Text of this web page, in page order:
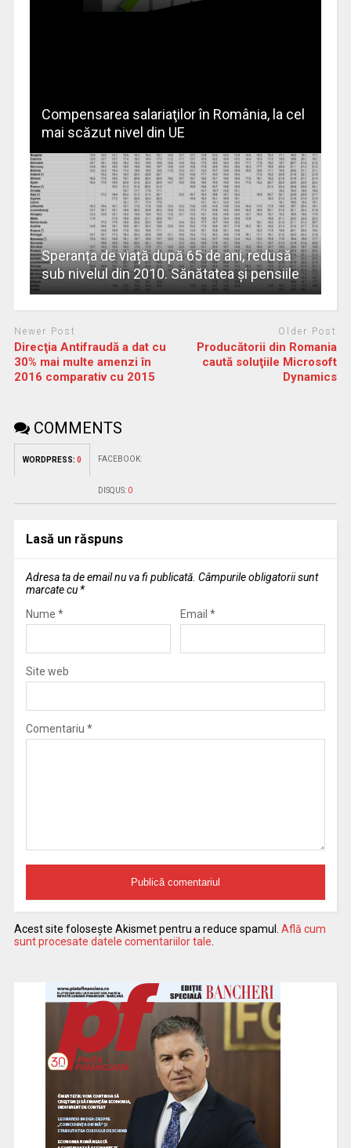
Compensarea salariaţilor în România, la cel
mai scăzut nivel din UE
Speranța de viață după 65 de ani, redusă
sub nivelul din 2010. Sănătatea și pensiile
Newer Post
Direcţia Antifraudă a dat cu
30% mai multe amenzi în
2016 comparativ cu 2015
Older Post
Producătorii din Romania
caută soluţiile Microsoft
Dynamics
COMMENTS
WORDPRESS: 0 FACEBOOK:
DISQUS: 0
Lasă un răspuns
Adresa ta de email nu va fi publicată. Câmpurile obligatorii sunt
marcate cu *
Nume * Email *
Site web
Comentariu *
Acest site folosește Akismet pentru a reduce spamul. Află cum
sunt procesate datele comentariilor tale